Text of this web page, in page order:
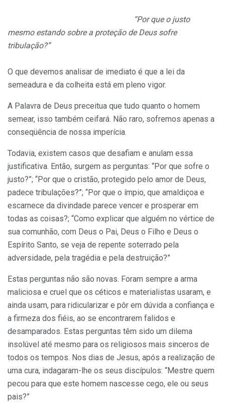
“Por que o justo
mesmo estando sobre a proteção de Deus sofre
tribulação?”
O que devemos analisar de imediato é que a lei da
semeadura e da colheita está em pleno vigor.
A Palavra de Deus preceitua que tudo quanto o homem
semear, isso também ceifará. Não raro, sofremos apenas a
conseqüência de nossa imperícia.
Todavia, existem casos que desafiam e anulam essa
justificativa. Então, surgem as perguntas: “Por que sofre o
justo?”; “Por que o cristão, protegido pelo amor de Deus,
padece tribulações?”; “Por que o ímpio, que amaldiçoa e
escarnece da divindade parece vencer e prosperar em
todas as coisas?; “Como explicar que alguém no vértice de
sua comunhão, com Deus o Pai, Deus o Filho e Deus o
Espírito Santo, se veja de repente soterrado pela
adversidade, pela tragédia e pela destruição?”
Estas perguntas não são novas. Foram sempre a arma
maliciosa e cruel que os céticos e materialistas usaram, e
ainda usam, para ridicularizar e pôr em dúvida a confiança e
a firmeza dos fiéis, ao se encontrarem falidos e
desamparados. Estas perguntas têm sido um dilema
insolúvel até mesmo para os religiosos mais sinceros de
todos os tempos. Nos dias de Jesus, após a realização de
uma cura, indagaram-lhe os seus discípulos: “Mestre quem
pecou para que este homem nascesse cego, ele ou seus
pais?”